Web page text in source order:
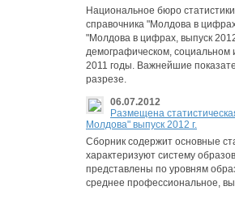
Национальное бюро
справочника "Молдова в
"Молдова в цифрах, выпуск
демографическом, социальном
2011 годы. Важнейшие
разрезе.
06.07.2012
Размещена
Молдова" выпуск 2012 г.
Сборник содержит основные
характеризуют систему
представлены по уровням
среднее профессиональное,